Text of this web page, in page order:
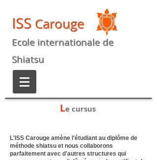
ISS Carouge
Ecole internationale de
Shiatsu
Le cursus
L'ISS Carouge amène l'étudiant au diplôme de
méthode shiatsu et nous collaborons
parfaitement avec d'autres structures qui